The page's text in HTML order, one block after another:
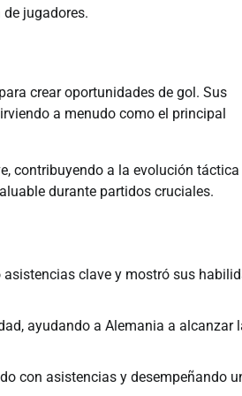
jugadores.
crear oportunidades de gol. Sus
a menudo como el principal
contribuyendo a la evolución táctica
durante partidos cruciales.
asistencias clave y mostró sus
ayudando a Alemania a alcanzar
con asistencias y desempeñando